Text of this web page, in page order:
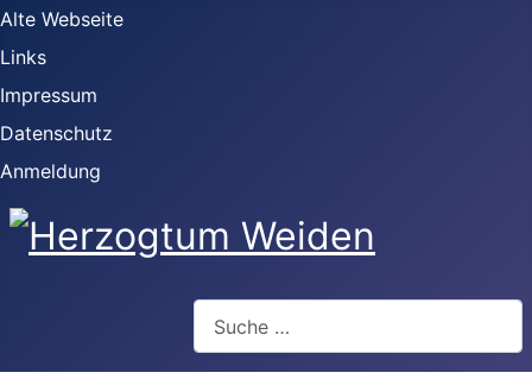
Alte Webseite
Links
Impressum
Datenschutz
Anmeldung